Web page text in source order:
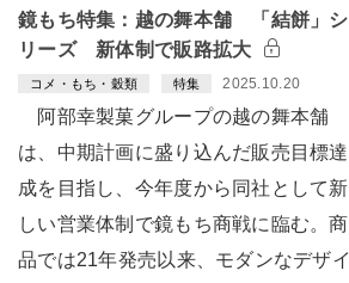
鏡もち特集：越の舞本舗 「結餅」シ
リーズ 新体制で販路拡大
コメ・もち・穀類 特集 2025.10.20
阿部幸製菓グループの越の舞本舗
は、中期計画に盛り込んだ販売目標達
成を目指し、今年度から同社として新
しい営業体制で鏡もち商戦に臨む。商
品では21年発売以来、モダンなデザイ